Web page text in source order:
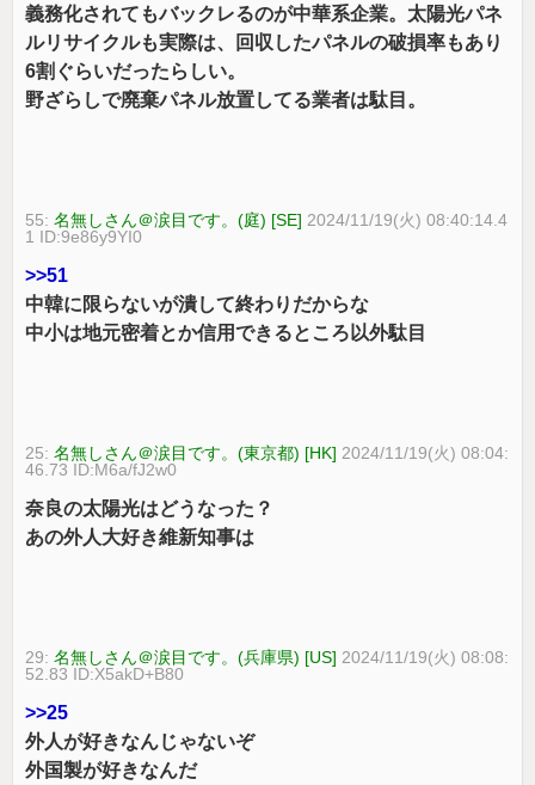
義務化されてもバックレるのが中華系企業。太陽光パネ
ルリサイクルも実際は、回収したパネルの破損率もあり
6割ぐらいだったらしい。
野ざらしで廃棄パネル放置してる業者は駄目。
55:名無しさん＠涙目です。(庭) [SE] 2024/11/19(火) 08:40:14.4
1 ID:9e86y9YI0
>>51
中韓に限らないが潰して終わりだからな
中小は地元密着とか信用できるところ以外駄目
25:名無しさん＠涙目です。(東京都) [HK] 2024/11/19(火) 08:04:
46.73 ID:M6a/fJ2w0
奈良の太陽光はどうなった？
あの外人大好き維新知事は
29:名無しさん＠涙目です。(兵庫県) [US] 2024/11/19(火) 08:08:
52.83 ID:X5akD+B80
>>25
外人が好きなんじゃないぞ
外国製が好きなんだ